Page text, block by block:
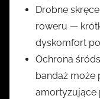
Drobne
roweru —
dyskomfort
Ochrona
bandaż może
amortyzujące